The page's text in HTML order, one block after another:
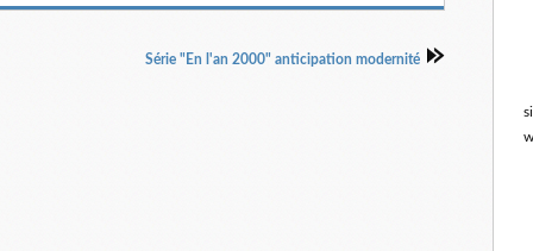
Série "En l'an 2000" anticipation modernité